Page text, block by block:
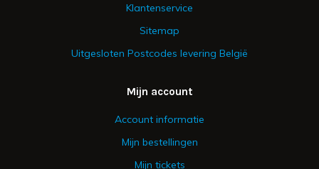
Klantenservice
Sitemap
Uitgesloten Postcodes levering België
Mijn account
Account informatie
Mijn bestellingen
Mijn tickets